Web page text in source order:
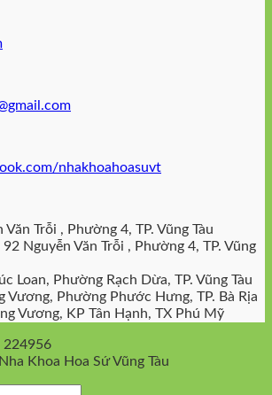
nhakhoahoasuvt
Trỗi , Phường 4, TP. Vũng Tàu
Nguyễn Văn Trỗi , Phường 4, TP. Vũng
Loan, Phường Rạch Dừa, TP. Vũng Tàu
Vương, Phường Phước Hưng, TP. Bà Rịa
Vương, KP Tân Hạnh, TX Phú Mỹ
224956
Khoa Hoa Sứ Vũng Tàu